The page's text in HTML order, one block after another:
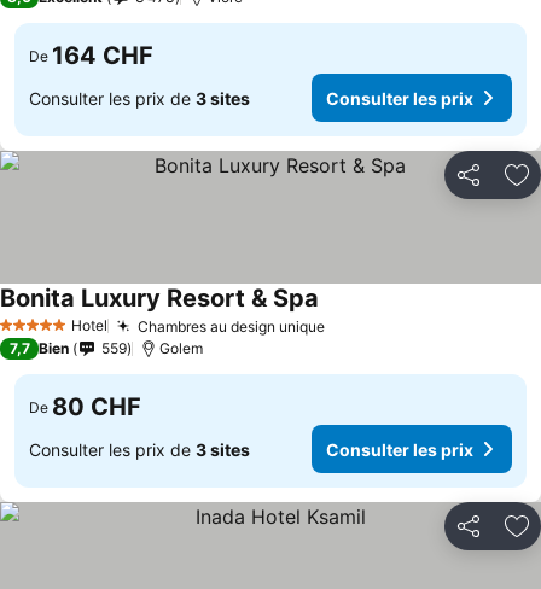
De 164 CHF
Consulter les prix de 3 sites Consulter les prix
Partager
5 Étoiles Hotel Chambres au design unique
Bonita Luxury Resort & Spa
7,7 Bien 559 Golem
De 80 CHF
Consulter les prix de 3 sites Consulter les prix
Partager